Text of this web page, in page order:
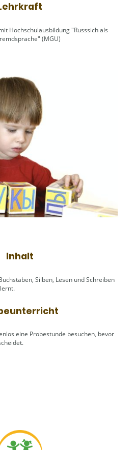
Hochschulausbildung "Russsich als
(MGU)
Inhalt
Silben, Lesen und Schreiben
eine Probestunde besuchen, bevor